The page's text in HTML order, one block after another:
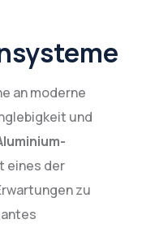
an moderne
und
eines der
zu